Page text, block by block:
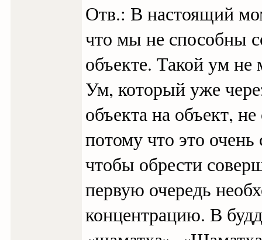
Отв.: В настоящий
что мы не способны
объекте. Такой ум
Ум, который уже
объекта на объект,
потому что это
чтобы обрести
первую очередь
концентрацию. В